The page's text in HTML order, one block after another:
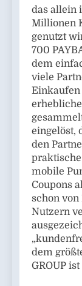
das allein
Millionen
genutzt
700
dem
viele
Einkaufen
eingelöst,
den
praktische
mobile
Coupons
schon
Nutzern
dem
GROUP